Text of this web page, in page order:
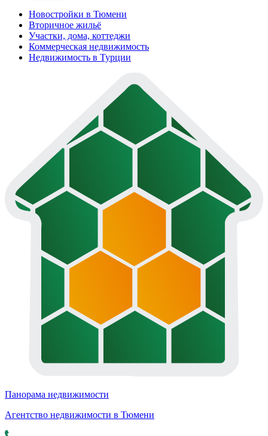
Новостройки в Тюмени
Вторичное жильё
Участки, дома, коттеджи
Коммерческая недвижимость
Недвижимость в Турции
Панорама недвижимости
Агентство недвижимости в Тюмени